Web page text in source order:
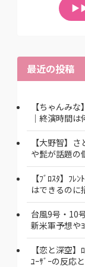
最近の投稿
【ちゃんみ
｜終演時間は
【大野智】
や髭が話題の
【ﾌﾞﾛｽﾀ】ﾌ
はできるのに
台風9号・10
新米軍予想や
【恋と深空
ﾕｰｻﾞｰの反応